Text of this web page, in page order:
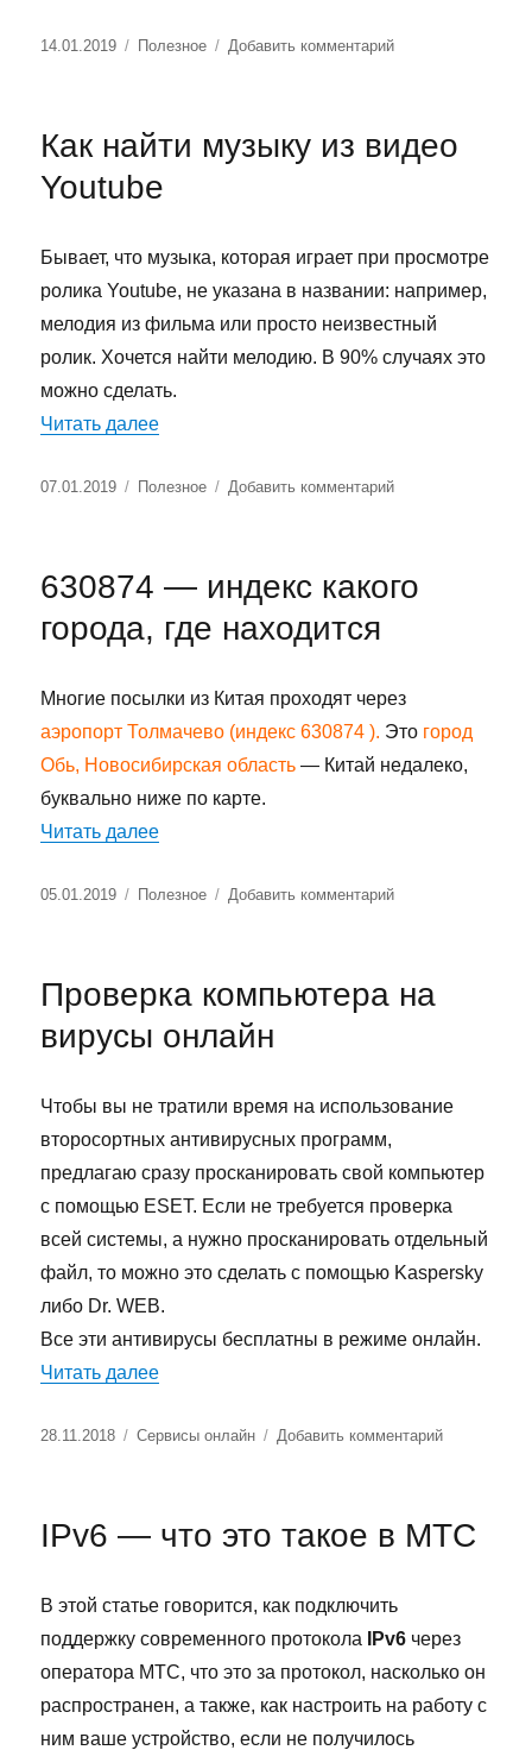
Опубликовано
14.01.2019 Рубрики
Полезное Добавить комментарийк
кто
звонил
Как найти музыку из видео
Youtube
Бывает, что музыка, которая играет при просмотре
ролика Youtube, не указана в названии: например,
мелодия из фильма или просто неизвестный
ролик. Хочется найти мелодию. В 90% случаях это
можно сделать.
Читать далее«Как найти музыку из видео Youtube»
Опубликовано
07.01.2019 Рубрики
Полезное Добавить комментарийк
музыку
630874 — индекс какого
города, где находится
Многие посылки из Китая проходят через
аэропорт Толмачево (индекс 630874 ). Это город
Обь, Новосибирская область — Китай недалеко,
буквально ниже по карте.
Читать далее«630874 — индекс какого города, где
Опубликовано
05.01.2019 Рубрики
Полезное Добавить комментарийк
индекс
Проверка компьютера на
вирусы онлайн
Чтобы вы не тратили время на использование
второсортных антивирусных программ,
предлагаю сразу просканировать свой компьютер
с помощью ESET. Если не требуется проверка
всей системы, а нужно просканировать отдельный
файл, то можно это сделать с помощью Kaspersky
либо Dr. WEB.
Все эти антивирусы бесплатны в режиме онлайн.
Читать далее«Проверка компьютера на вирусы
Опубликовано
28.11.2018 Рубрики
Сервисы онлайн Добавить комментарийк
на
IPv6 — что это такое в МТС
В этой статье говорится, как подключить
поддержку современного протокола
IPv6 через
оператора МТС, что это за протокол, насколько он
распространен, а также, как настроить на работу с
ним ваше устройство, если не получилось